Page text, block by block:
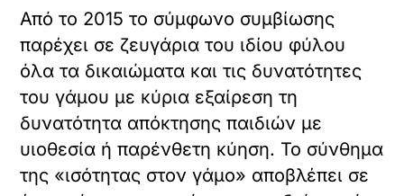
Από το 2015 το σύμφωνο συμβίωσης
παρέχει σε ζευγάρια του ιδίου φύλου
όλα τα δικαιώματα και τις δυνατότητες
του γάμου με κύρια εξαίρεση τη
δυνατότητα απόκτησης παιδιών με
υιοθεσία ή παρένθετη κύηση. Το σύνθημα
της «ισότητας στον γάμο» αποβλέπει σε